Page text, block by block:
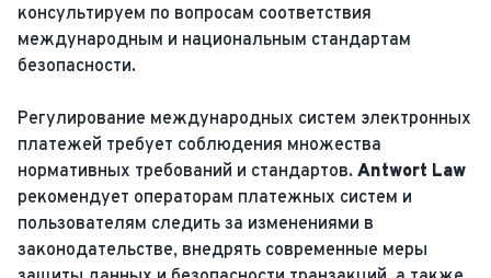
консультируем по вопросам соответствия
международным и национальным стандартам
безопасности.
Регулирование международных систем электронных
платежей требует соблюдения множества
нормативных требований и стандартов. Antwort Law
рекомендует операторам платежных систем и
пользователям следить за изменениями в
законодательстве, внедрять современные меры